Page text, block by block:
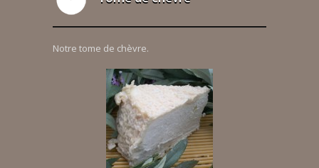
Notre tome de chèvre.